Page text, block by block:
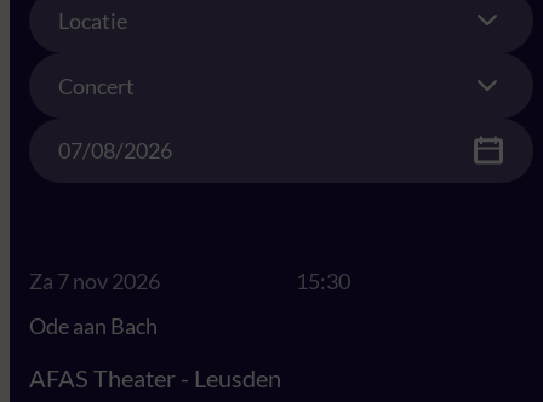
Locatie
Concert
Za 7 nov 2026
15:30
Ode aan Bach
AFAS Theater - Leusden